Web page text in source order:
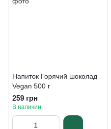
Напиток Горячий шоколад
Vegan 500 г
259 грн
В наличии